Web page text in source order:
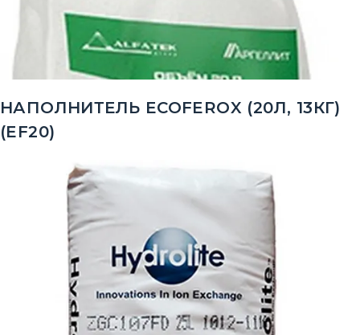
НАПОЛНИТЕЛЬ ECOFEROX (20Л, 13КГ)
(EF20)